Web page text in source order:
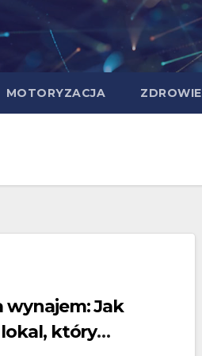
MOTORYZACJA ZDROWIE
wynajem: Jak
który